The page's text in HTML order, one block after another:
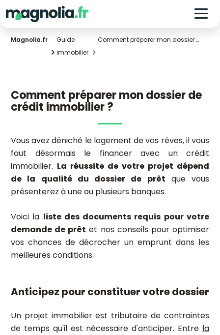
Magnolia.fr
Guide
immobilier
Comment préparer mon dossier de crédit immobilier ?
Comment préparer mon dossier de
crédit immobilier ?
Vous avez déniché le logement de vos rêves, il vous
faut désormais le financer avec un crédit
immobilier. La réussite de votre projet dépend
de la qualité du dossier de prêt que vous
présenterez à une ou plusieurs banques.
Voici la liste des documents requis pour votre
demande de prêt et nos conseils pour optimiser
vos chances de décrocher un emprunt dans les
meilleures conditions.
Anticipez pour constituer votre dossier
Un projet immobilier est tributaire de contraintes
de temps qu'il est nécessaire d'anticiper. Entre la